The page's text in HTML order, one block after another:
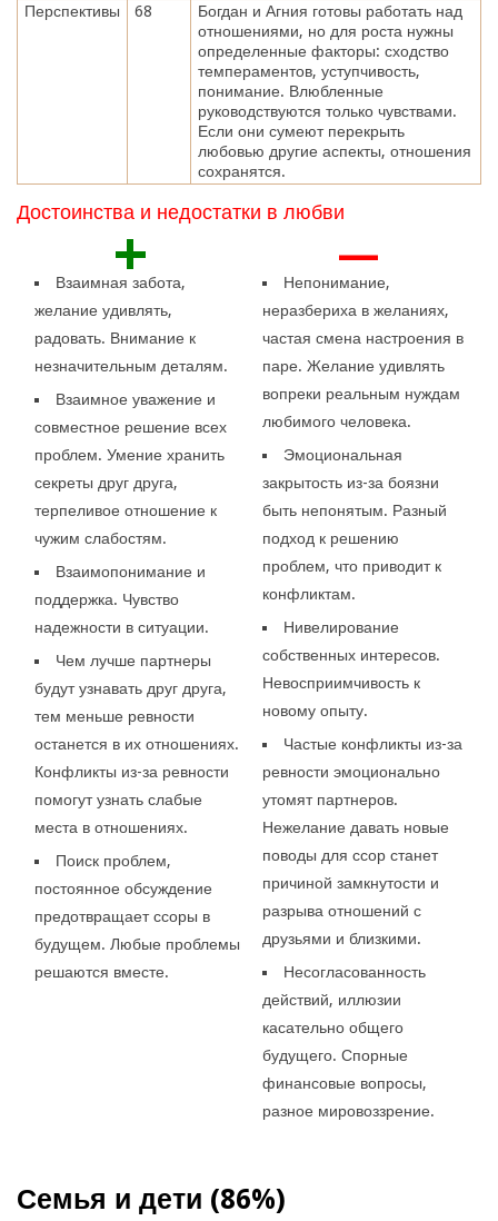
Перспективы
68
Богдан и Агния готовы работать над
отношениями, но для роста нужны
определенные факторы: сходство
темпераментов, уступчивость,
понимание. Влюбленные
руководствуются только чувствами.
Если они сумеют перекрыть
любовью другие аспекты, отношения
сохранятся.
Достоинства и недостатки в любви
+
Взаимная забота,
желание удивлять,
радовать. Внимание к
незначительным деталям.
Взаимное уважение и
совместное решение всех
проблем. Умение хранить
секреты друг друга,
терпеливое отношение к
чужим слабостям.
Взаимопонимание и
поддержка. Чувство
надежности в ситуации.
Чем лучше партнеры
будут узнавать друг друга,
тем меньше ревности
останется в их отношениях.
Конфликты из-за ревности
помогут узнать слабые
места в отношениях.
Поиск проблем,
постоянное обсуждение
предотвращает ссоры в
будущем. Любые проблемы
решаются вместе.
—
Непонимание,
неразбериха в желаниях,
частая смена настроения в
паре. Желание удивлять
вопреки реальным нуждам
любимого человека.
Эмоциональная
закрытость из-за боязни
быть непонятым. Разный
подход к решению
проблем, что приводит к
конфликтам.
Нивелирование
собственных интересов.
Невосприимчивость к
новому опыту.
Частые конфликты из-за
ревности эмоционально
утомят партнеров.
Нежелание давать новые
поводы для ссор станет
причиной замкнутости и
разрыва отношений с
друзьями и близкими.
Несогласованность
действий, иллюзии
касательно общего
будущего. Спорные
финансовые вопросы,
разное мировоззрение.
Семья и дети (86%)